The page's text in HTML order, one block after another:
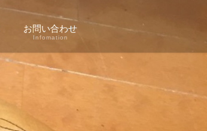
お問い合わせ
Infomation